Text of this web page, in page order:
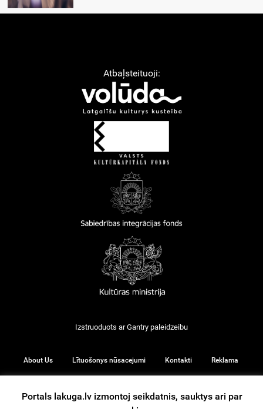
Atbaļsteituoji:
Izstruoduots arGantry paleidzeibu
About Us Lītuošonys nūsacejumi Kontakti Reklama
Portals lakuga.lv izmontoj seikdatnis, sauktys ari par